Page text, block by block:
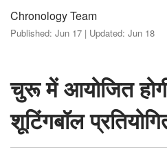
सीनियर
स्टेट
प्रतियोगिता
Chronology Team
Published: Jun 17 | Updated: Jun 18
चुरू में आयोजित
शूटिंगबॉल